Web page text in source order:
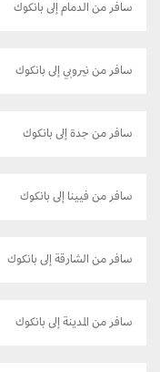
سافر من الدمام إلى بانكوك
سافر من نيروبي إلى بانكوك
سافر من جدة إلى بانكوك
سافر من فيينا إلى بانكوك
سافر من الشارقة إلى بانكوك
سافر من المدينة إلى بانكوك